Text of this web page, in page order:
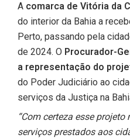
A comarca de Vitória da
do interior da Bahia a
Perto, passando pela
de 2024. O Procurador-
a representação do
do Poder Judiciário ao
serviços da Justiça na
“Com certeza esse
serviços prestados aos